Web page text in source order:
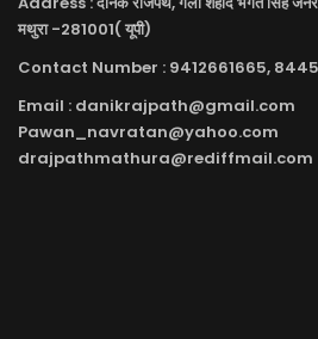
मथुरा -281001( यूपी)
Contact Number : 9412661665,
Email : danikrajpath@gmail.com
Pawan_navratan@yahoo.com
drajpathmathura@rediffmail.com